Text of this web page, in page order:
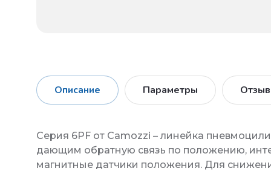
Описание Параметры
Серия 6PF от Camozzi – линейка
дающим обратную связь по положению,
магнитные датчики положения. Для